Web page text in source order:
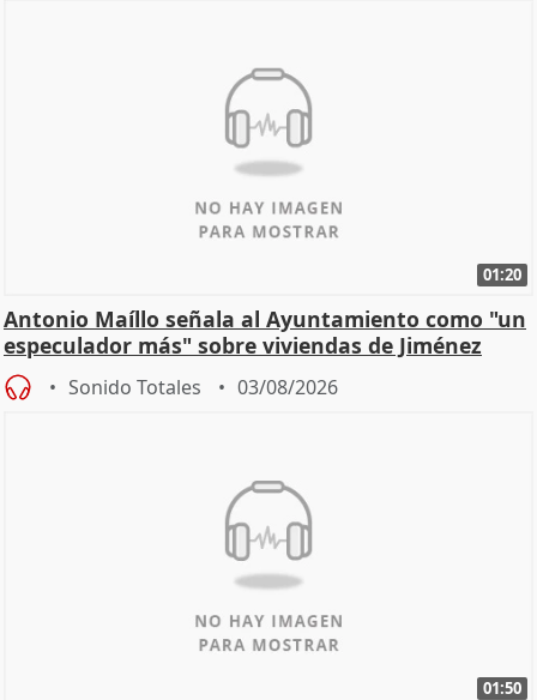
01:20
Antonio Maíllo señala al Ayuntamiento como "un
especulador más" sobre viviendas de Jiménez
Becerril
Sonido Totales 03/08/2026
01:50